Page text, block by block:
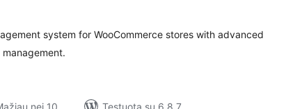
system for WooCommerce stores with advanced
nei 10
Testuota su 6.8.7